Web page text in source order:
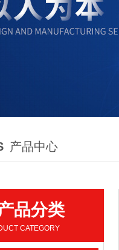
产品中心
品分类
CATEGORY